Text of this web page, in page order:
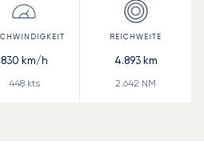
830 km/h
448kts
4.893km
2.642 NM